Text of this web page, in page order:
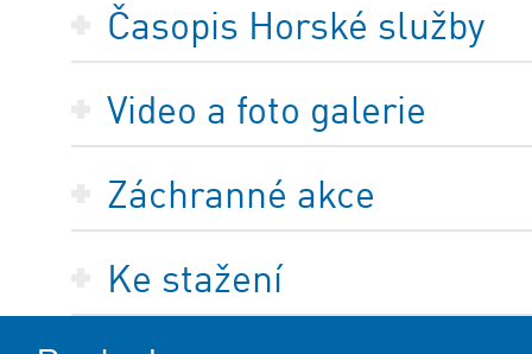
Časopis Horské služby
Video a foto galerie
Záchranné akce
Ke stažení